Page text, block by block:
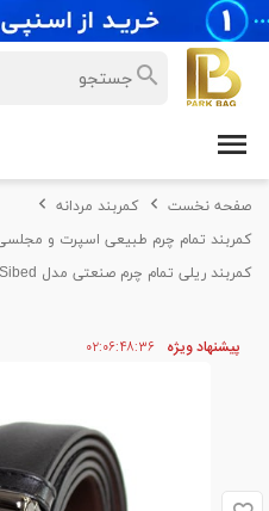
صفحه نخست
کمربند مردانه
کمربند تمام چرم طبیعی اسپرت و مجلسی
کمربند ریلی تمام چرم صنعتی مدل Sibed
پیشنهاد ویژه ۰۲۰۶۴۸۳۶